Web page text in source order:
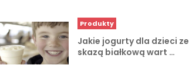
Produkty
Jakie jogurty dla dzieci ze
skazą białkową wart …